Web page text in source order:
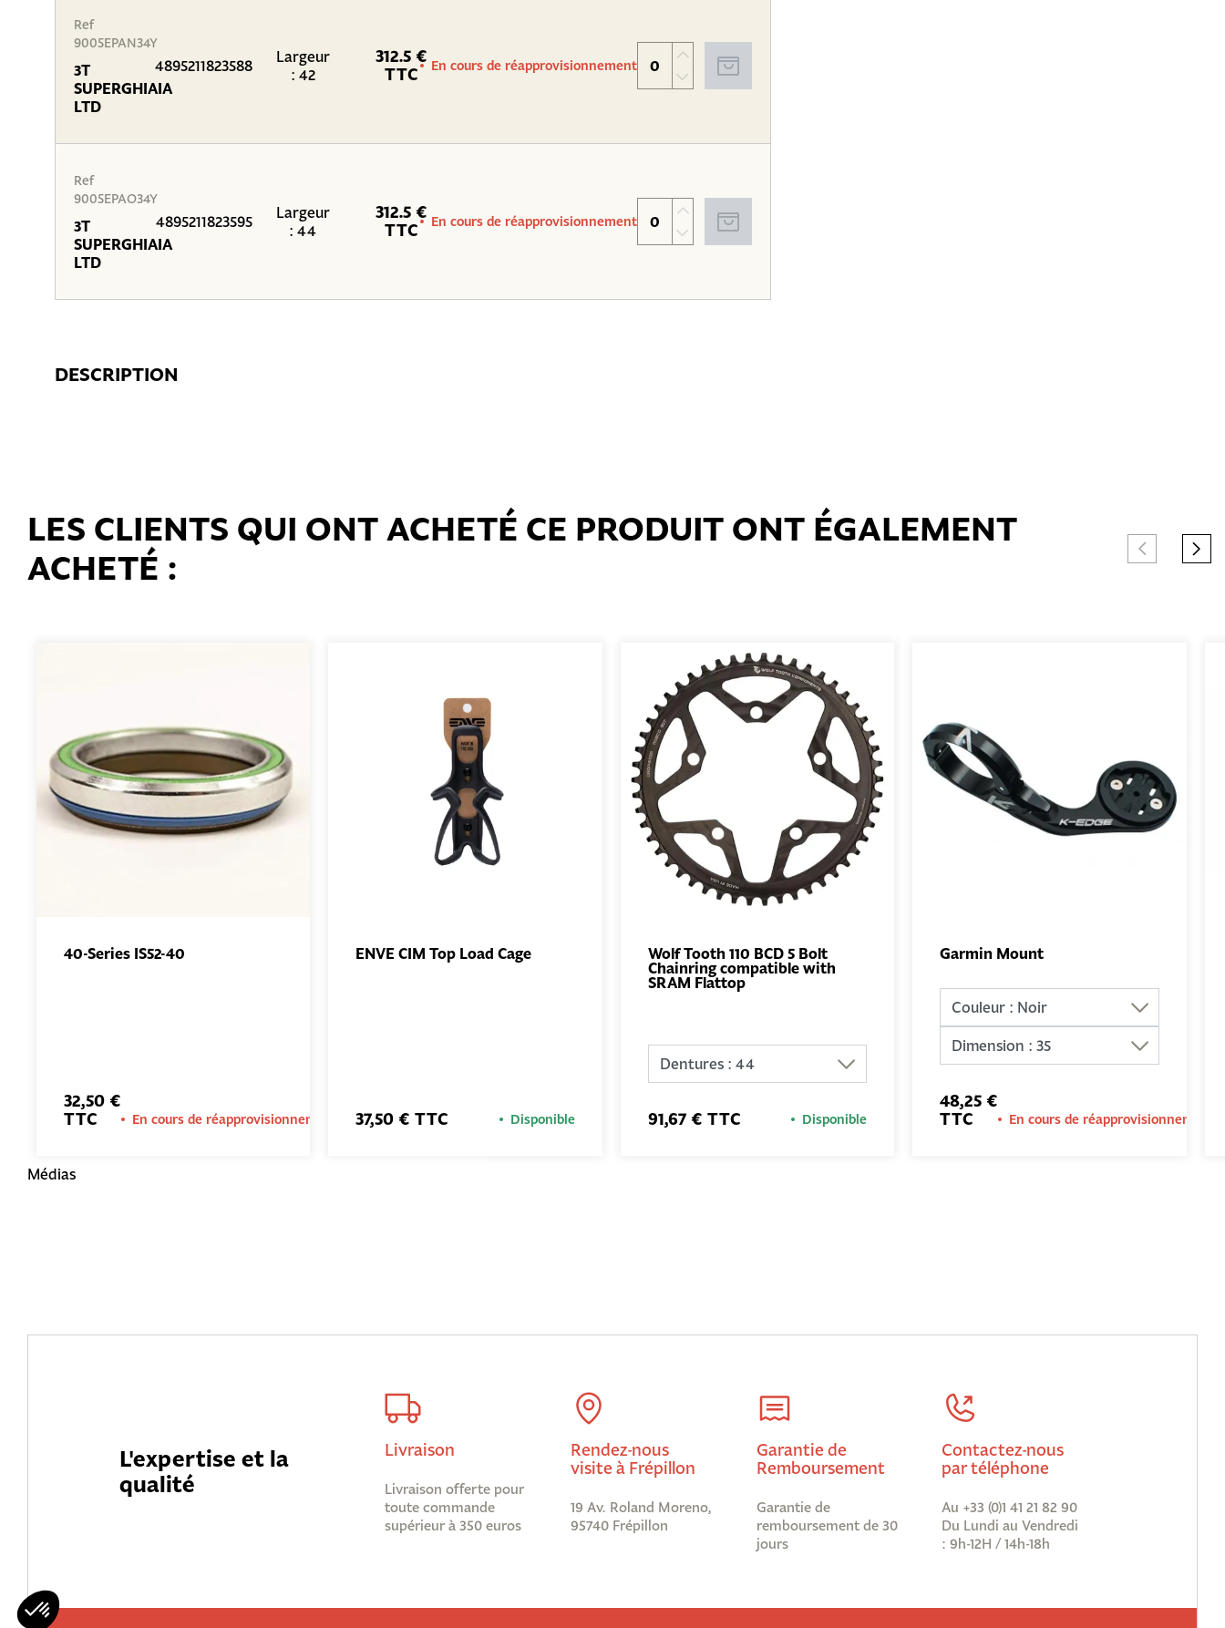
Ref
9005EPAN34Y
3T
SUPERGHIAIA
LTD
4895211823588
Largeur
: 42
312.5 €
TTC
En cours de réapprovisionnement
Ref
9005EPAO34Y
3T
SUPERGHIAIA
LTD
4895211823595
Largeur
: 44
312.5 €
TTC
En cours de réapprovisionnement
DESCRIPTION
LES CLIENTS QUI ONT ACHETÉ CE PRODUIT ONT ÉGALEMENT
ACHETÉ :
40-Series IS52-40
32,50 €
TTC
En cours de réapprovisionnement
ENVE CIM Top Load Cage
37,50 € TTC Disponible
AJOUTER
Wolf Tooth 110 BCD 5 Bolt
Chainring compatible with
SRAM Flattop
91,67 € TTC Disponible
AU PANIER
Garmin Mount
48,25 €
TTC
En cours de réapprovisionnement
Médias
L'expertise et la
qualité
Livraison
Livraison offerte pour
toute commande
supérieur à 350 euros
Rendez-nous
visite à Frépillon
19 Av. Roland Moreno,
95740 Frépillon
Garantie de
Remboursement
Garantie de
remboursement de 30
jours
Contactez-nous
par téléphone
Au +33 (0)1 41 21 82 90
Du Lundi au Vendredi
: 9h-12H / 14h-18h